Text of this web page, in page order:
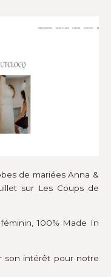
de mariées Anna &
sur Les Coups de
féminin, 100% Made In
son intérêt pour notre